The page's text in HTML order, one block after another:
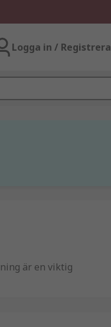
Logga in / Registrera
är en viktig